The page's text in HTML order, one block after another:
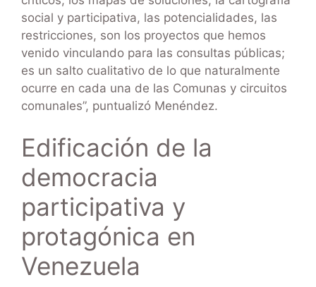
social y participativa, las potencialidades, las
restricciones, son los proyectos que hemos
venido vinculando para las consultas públicas;
es un salto cualitativo de lo que naturalmente
ocurre en cada una de las Comunas y circuitos
comunales”, puntualizó Menéndez.
Edificación de la
democracia
participativa y
protagónica en
Venezuela